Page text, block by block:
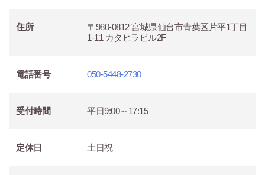
住所
〒980-0812 宮城県仙台市青葉区片平1丁目
1-11 カタヒラビル2F
電話番号 050-5448-2730
受付時間 平日9:00～17:15
定休日 土日祝